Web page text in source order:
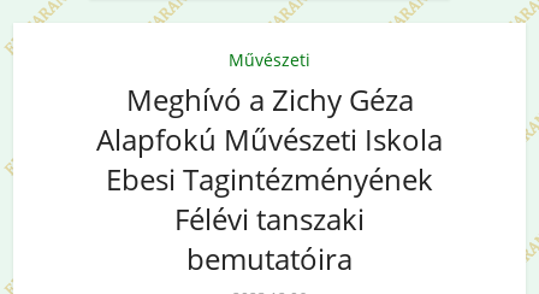
Művészeti
Meghívó a Zichy Géza
Alapfokú Művészeti Iskola
Ebesi Tagintézményének
Félévi tanszaki
bemutatóira